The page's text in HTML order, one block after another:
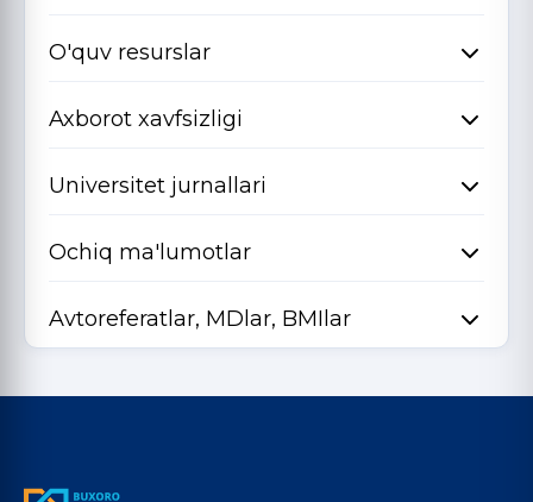
O'quv resurslar
Axborot xavfsizligi
Universitet jurnallari
Ochiq ma'lumotlar
Avtoreferatlar, MDlar, BMIlar